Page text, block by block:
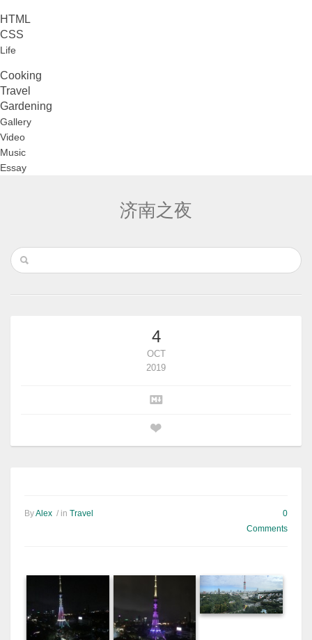
HTML
CSS
Life
Cooking
Travel
Gardening
Gallery
Video
Music
Essay
济南之夜
4
OCT
2019
ByAlex / in Travel
0
Comments